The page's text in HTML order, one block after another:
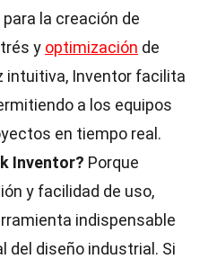
la creación de
y optimización de
intuitiva, Inventor facilita
a los equipos
en tiempo real.
Inventor? Porque
y facilidad de uso,
indispensable
del diseño industrial. Si